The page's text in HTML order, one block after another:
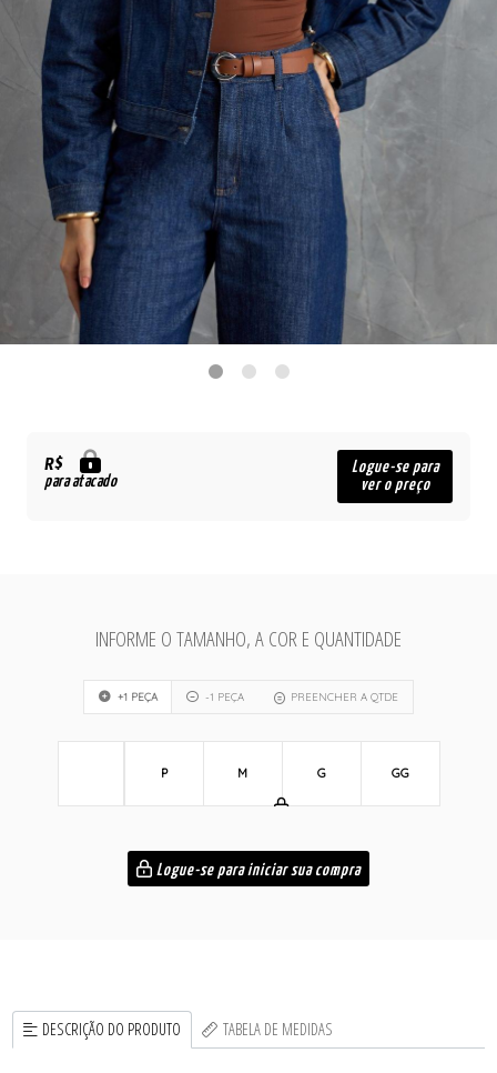
R$
para atacado
Logue-se para
ver o preço
INFORME O TAMANHO, A COR E QUANTIDADE
+1 PEÇA -1 PEÇA PREENCHER A QTDE
P M G GG
Logue-se para iniciar sua compra
DESCRIÇÃO DO PRODUTO TABELA DE MEDIDAS